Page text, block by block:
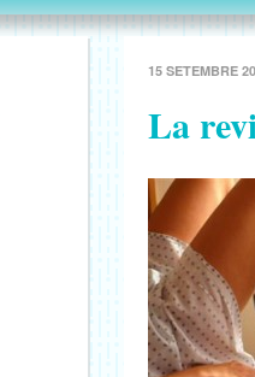
15 SETEMBRE
La